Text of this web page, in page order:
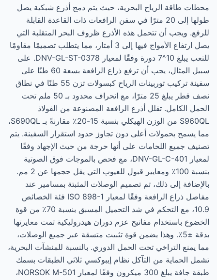
محطات طاقة الرياح البحرية، حيث يتم دمج أذرع شبكية يصل
طولها إلى 20 مترًا في سفن الرافعات ذات القاعدة القابلة
للرفع. ويجب أن تتحمل هذه الأذرع ظروف البحر المتقلبة التي
يصل ارتفاع الأمواج فيها إلى 3 أمتار، مما يتطلب تصميمًا مقاومًا
للتعب يبلغ 10^7 دورة وفقًا لمعيار DNV-GL-ST-0378. على
سبيل المثال، يجب أن ترفع ذراع الرافعة بسعة 60 طنًا على
سفينة تركيب توربينات الرياح كبسولات تزن 55 طنًا في نطاق
نصف قطر يبلغ 25 مترًا، مع انحراف محدود بـ 50 ملم تحت
الحمل الكامل. تقلل أذرع الرافعة المصنوعة من الفولاذ
S960QL من الوزن الهيكلي بنسبة 15-20٪ مقارنةً بـ S690QL،
مما يسمح بحمولات أعلى دون تجاوز حدود استقرار السفينة. يتم
تصنيف جميع اللحامات على أنها حرجة من حيث الإجهاد وفقًا
لمعيار DNV-GL-C-401، مع فحص بالموجات فوق الصوتية
بنسبة 100٪ ومعايير قبول للعيوب التي يقل حجمها عن 2 مم.
بالإضافة إلى ذلك، تم تصميم الوصلات المثبتة بمسامير عند
مفاصل ذراع الرافعة وفقًا لمعيار ISO 898-1 فئة الخصائص
10.9، مع التحكم في شد التحميل المسبق بنسبة 70٪ من قوة
الخضوع باستخدام مفاتيح عزم دوران هيدروليكية تمت معايرتها
بدقة ±5٪. وهذا يضمن قوة تثبيت متسقة عبر جميع الوصلات،
مما يمنع التراخي تحت الحمل الدوري. بالنسبة للمنشآت البحرية،
تشمل الحماية من التآكل نظام إيبوكسي ثلاثي الطبقات بسمك
طبقة جافة يبلغ 300 ميكرون وفقًا لمعيار NORSOK M-501،